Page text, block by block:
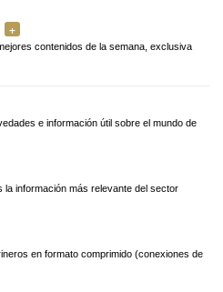
contenidos de la semana, exclusiva
e información útil sobre el mundo de
la información más relevante del sector
en formato comprimido (conexiones de